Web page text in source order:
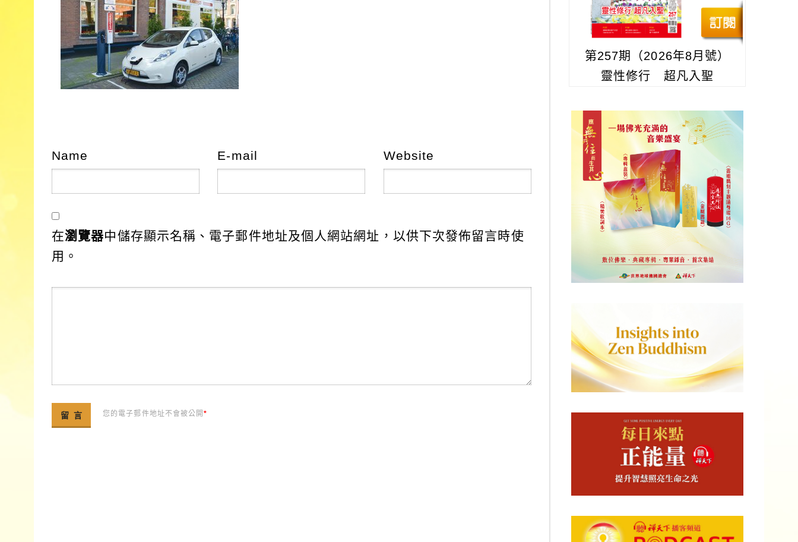
Name E-mail Website
在瀏覽器中儲存顯示名稱、電子郵件地址及個人網站網址，以供下次發佈留言時使
用。
您的電子郵件地址不會被公開*
第257期（2026年8月號）
靈性修行 超凡入聖